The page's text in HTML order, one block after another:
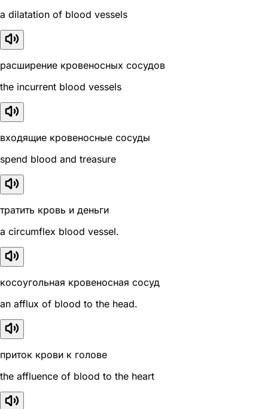
a dilatation of blood vessels
расширение кровеносных сосудов
the incurrent blood vessels
входящие кровеносные сосуды
spend blood and treasure
тратить кровь и деньги
a circumflex blood vessel.
косоугольная кровеносная сосуд
an afflux of blood to the head.
приток крови к голове
the affluence of blood to the heart